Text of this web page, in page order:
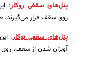
پنل‌های سقفی روکار:
روی سقف قرار می‌گیرند.
پنل‌های سقفی توکار:
آویزان شدن از سقف،